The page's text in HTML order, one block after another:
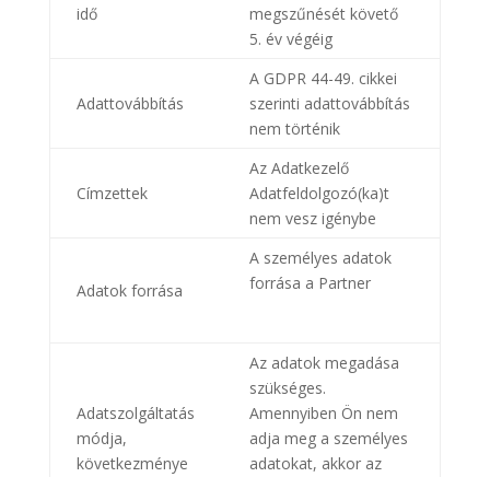
idő
megszűnését követő
5. év végéig
Adattovábbítás
A GDPR 44-49. cikkei
szerinti adattovábbítás
nem történik
Címzettek
Az Adatkezelő
Adatfeldolgozó(ka)t
nem vesz igénybe
Adatok forrása
A személyes adatok
forrása a Partner
Adatszolgáltatás
módja,
következménye
Az adatok megadása
szükséges.
Amennyiben Ön nem
adja meg a személyes
adatokat, akkor az